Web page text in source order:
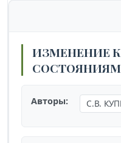
ИЗМЕНЕНИЕ
Авторы: С.В.